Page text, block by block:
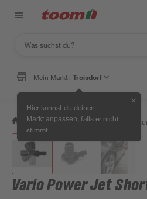
Mein Markt: Troisdorf
Hier kannst du deinen
Markt anpassen , falls er nicht
stimmt.
✕
/ Werkstatt & Maschinen /
Vario Power Jet